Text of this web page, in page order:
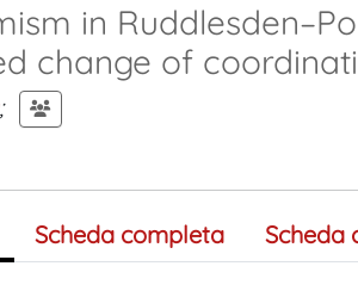
in
change of
;
Scheda completa Scheda